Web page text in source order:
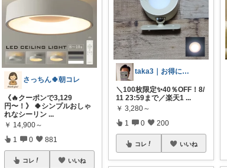
さっちん🍀朝コレ
《🔥クーポンで3,129
円〜！》 🍀シンプルおしゃ
れなシーリン ...
￥ 14,900～
1 0 881
コレ いいね
taka3｜お得にお買い物✨
＼100枚限定✨40％OFF！8/
11 23:59まで／楽天1 ...
￥ 3,280～
1 0 200
コレ いいね